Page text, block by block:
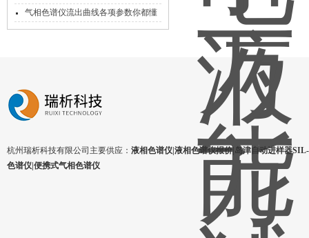
气相色谱仪流出曲线各项参数你都懂
了吗？不懂来了解一下吧
杭州瑞析科技有限公司主要供应： 液相色谱仪|液相色谱仪报价|岛津自动进样器
色谱仪|便携式气相色谱仪